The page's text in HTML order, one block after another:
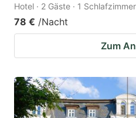
Hotel · 2 Gäste · 1 Schlafzimmer
78 € /Nacht
Zum